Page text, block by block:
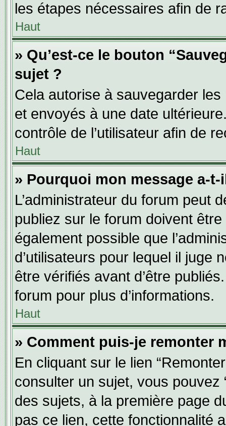
les étapes nécessaires afin de
Haut
» Qu’est-ce le bouton
sujet ?
Cela autorise à sauvegarder
et envoyés à une date
contrôle de l’utilisateur afin de
Haut
» Pourquoi mon message a-
L’administrateur du forum peut
publiez sur le forum doivent
également possible que
d’utilisateurs pour lequel il juge
être vérifiés avant d’être
forum pour plus d’informations.
Haut
» Comment puis-je remonter
En cliquant sur le lien
consulter un sujet, vous pouvez
des sujets, à la première page
pas ce lien, cette fonctionnalité